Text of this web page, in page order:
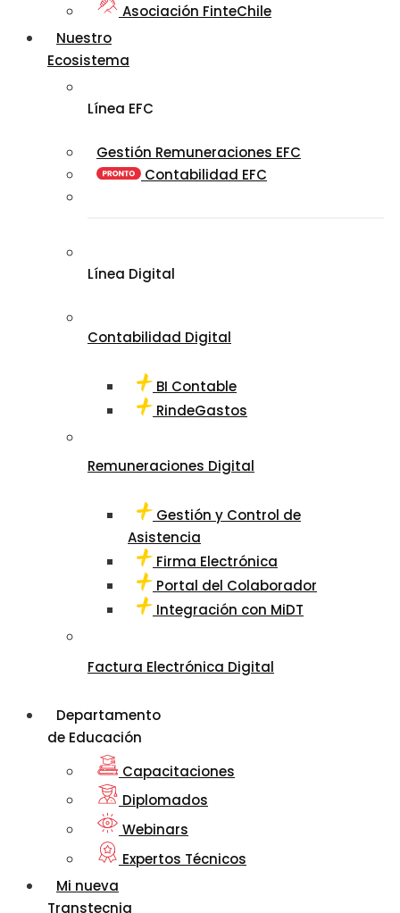
Asociación FinteChile
Nuestro
Ecosistema
Línea EFC
Gestión Remuneraciones EFC
Contabilidad EFC
Línea Digital
Contabilidad Digital
BI Contable
RindeGastos
Remuneraciones Digital
Gestión y Control de
Asistencia
Firma Electrónica
Portal del Colaborador
Integración con MiDT
Factura Electrónica Digital
Departamento
de Educación
Capacitaciones
Diplomados
Webinars
Expertos Técnicos
Mi nueva
Transtecnia